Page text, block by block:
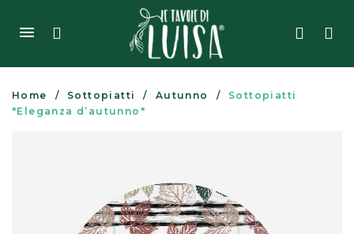
Home Sottopiatti Autunno
Sottopiatti
"Eleganza d’autunno"